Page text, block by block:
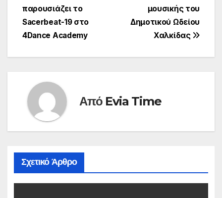
άρθρων
μουσικής του
Δημοτικού Ωδείου
Χαλκίδας
παρουσιάζει το
Sacerbeat-19 στο
4Dance Academy
Από Evia Time
Σχετικό Άρθρο